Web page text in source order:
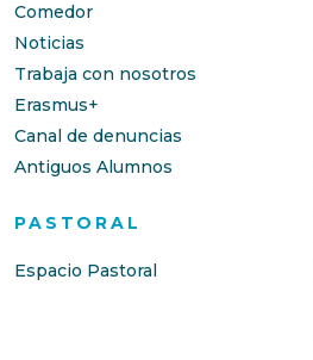
Comedor
Noticias
Trabaja con nosotros
Erasmus+
Canal de denuncias
Antiguos Alumnos
PASTORAL
Espacio Pastoral